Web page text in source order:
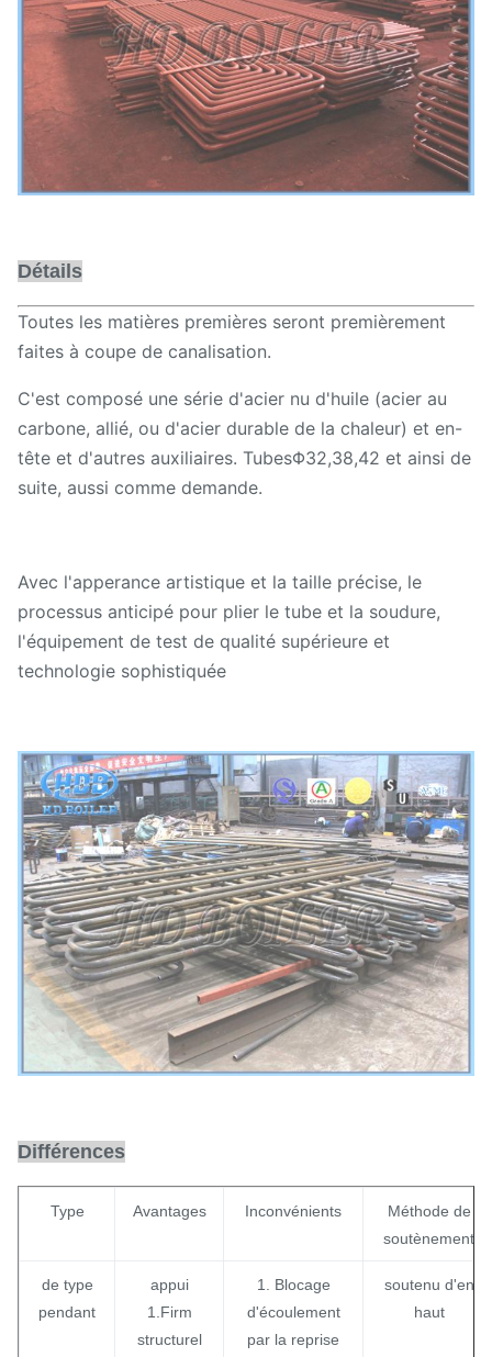
Détails
Toutes les matières premières seront premièrement
faites à coupe de canalisation.
C'est composé une série d'acier nu d'huile (acier au
carbone, allié, ou d'acier durable de la chaleur) et en-
tête et d'autres auxiliaires. TubesΦ32,38,42 et ainsi de
suite, aussi comme demande.
Avec l'apperance artistique et la taille précise, le
processus anticipé pour plier le tube et la soudure,
l'équipement de test de qualité supérieure et
technologie sophistiquée
Différences
Type Avantages Inconvénients
Méthode de
soutènement
de type
pendant
appui
1.Firm
structurel
1. Blocage
d'écoulement
par la reprise
soutenu d'en
haut